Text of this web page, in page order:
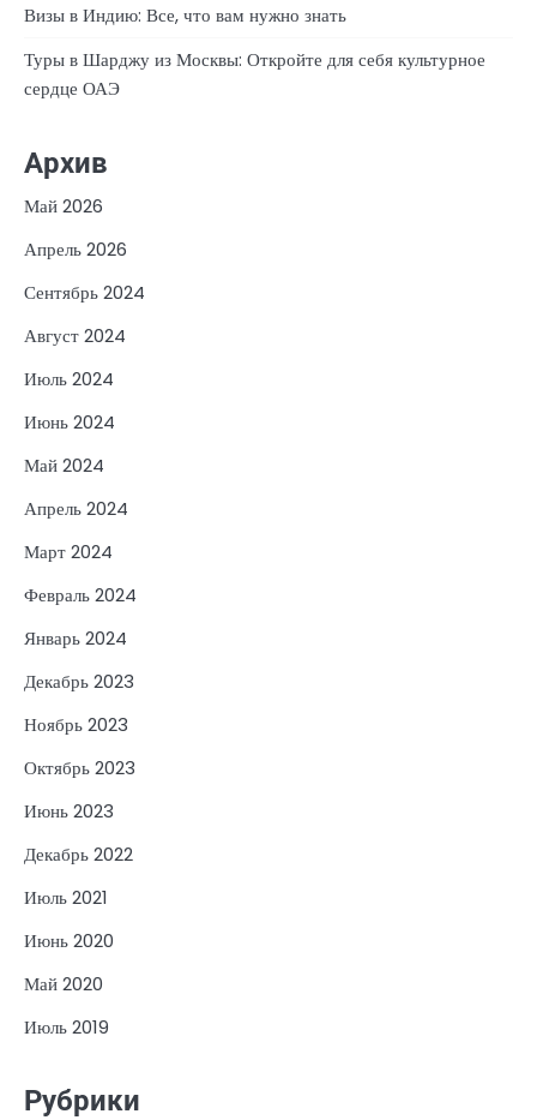
Визы в Индию: Все, что вам нужно знать
Туры в Шарджу из Москвы: Откройте для себя культурное
сердце ОАЭ
Архив
Май 2026
Апрель 2026
Сентябрь 2024
Август 2024
Июль 2024
Июнь 2024
Май 2024
Апрель 2024
Март 2024
Февраль 2024
Январь 2024
Декабрь 2023
Ноябрь 2023
Октябрь 2023
Июнь 2023
Декабрь 2022
Июль 2021
Июнь 2020
Май 2020
Июль 2019
Рубрики